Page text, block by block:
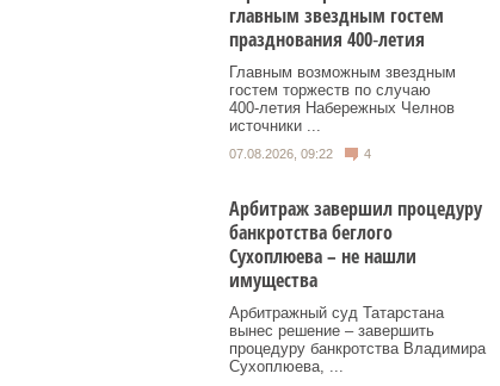
главным звездным гостем
празднования 400‑летия
Главным возможным звездным
гостем торжеств по случаю
400‑летия Набережных Челнов
источники ...
07.08.2026, 09:22 4
Арбитраж завершил процедуру
банкротства беглого
Сухоплюева – не нашли
имущества
Арбитражный суд Татарстана
вынес решение – завершить
процедуру банкротства Владимира
Сухоплюева, ...